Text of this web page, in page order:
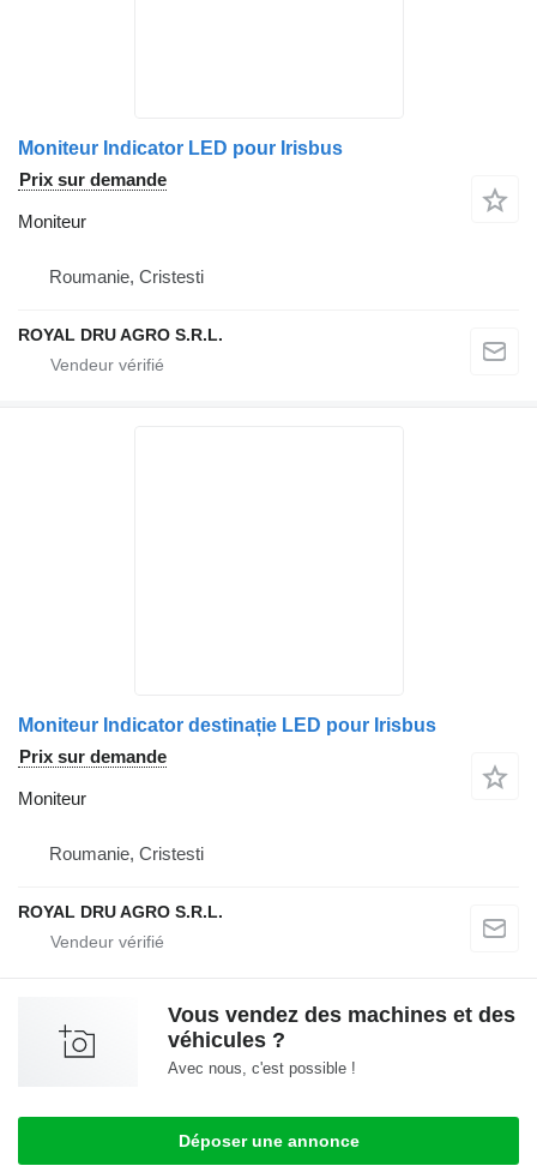
Moniteur Indicator LED pour Irisbus
Prix sur demande
Moniteur
Roumanie, Cristesti
ROYAL DRU AGRO S.R.L.
Moniteur Indicator destinație LED pour Irisbus
Prix sur demande
Moniteur
Roumanie, Cristesti
ROYAL DRU AGRO S.R.L.
Vous vendez des machines et des
véhicules ?
Avec nous, c'est possible !
Déposer une annonce